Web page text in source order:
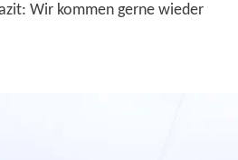
Wir kommen gerne wieder